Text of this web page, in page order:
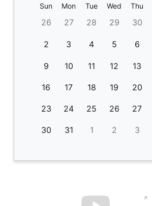
Sun Mon Tue Wed Thu
26 27 28 29 30
2 3 4 5 6
9 10 11 12 13
16 17 18 19 20
23 24 25 26 27
30 31 1 2 3